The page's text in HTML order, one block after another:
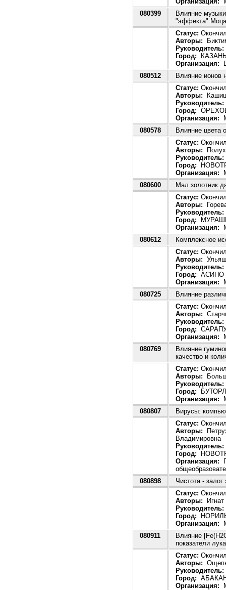
080399
Влияние
"эффекта"
Статус:
Авторы:
Руководитель:
Город:
Организация:
080512
Влияние ионов
Статус:
Авторы:
Руководитель:
Город:
Организация:
080578
Влияние цвета
Статус:
Авторы:
Руководитель:
Город:
Организация:
080600
Мал золотник
Статус:
Авторы:
Руководитель:
Город:
Организация:
080612
Комплексное
Статус:
Авторы:
Руководитель:
Город: АСИНО
Организация:
080725
Влияние
Статус:
Авторы:
Руководитель:
Город:
Организация:
080769
Влияние
качество и
Статус:
Авторы:
Руководитель:
Город:
Организация:
080807
Вирусы:
Статус:
Авторы:
Владимировна
Руководитель:
Город:
Организация:
080898
Чистота - залог
Статус:
Авторы: Игнат
Руководитель:
Город:
Организация:
080911
Влияние
показатели
Статус:
Авторы:
Руководитель:
Город:
Организация: